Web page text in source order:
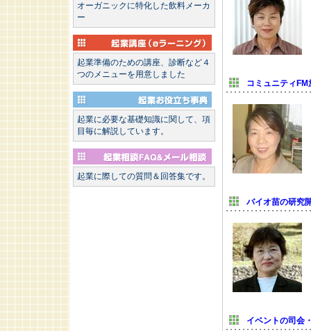
コミュニティ
バイオ苗の研究
イベントの司会
オーガニックに特化した飲料メーカ
ー
起業準備のための講座、診断など４
つのメニューを用意しました
起業に必要な基礎知識に関して、項
目毎に解説しています。
起業に際しての質問＆回答集です。